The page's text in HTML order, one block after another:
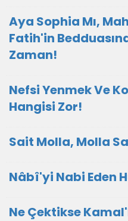
Aya Sophia Mı,
Fatih'in
Zaman!
Nefsi Yenmek Ve
Hangisi Zor!
Sait Molla, Molla
Nâbî'yi Nabi Eden
Ne Çektikse